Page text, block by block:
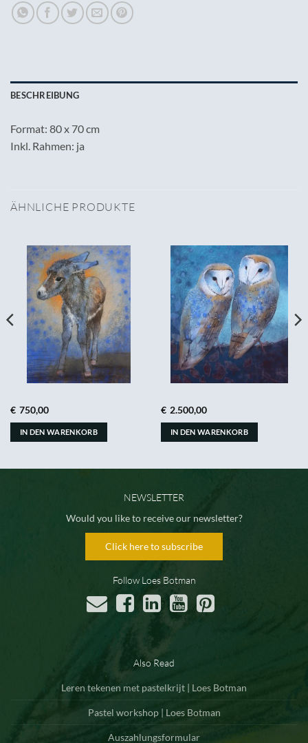
BESCHREIBUNG
Format: 80 x 70 cm
Inkl. Rahmen: ja
ÄHNLICHE PRODUKTE
€ 750,00
IN DEN WARENKORB
€ 2.500,00
IN DEN WARENKORB
NEWSLETTER
Would you like to receive our newsletter?
Click here to subscribe
Follow Loes Botman
Also Read
Leren tekenen met pastelkrijt | Loes Botman
Pastel workshop | Loes Botman
Auszahlungsformular